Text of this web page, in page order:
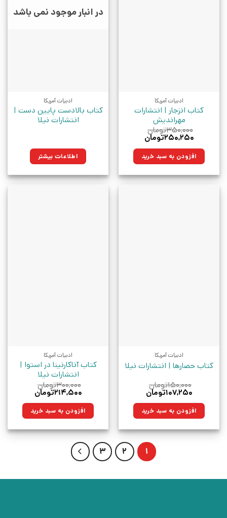
ادبیات آمریکا
کتاب انزجار | انتشارات
مهراندیش
۳۵۰,۰۰۰تومان
قیمت
۳۵۰,۰۰۰تومان
بود.
۲۵۰,۲۵۰تومان
۲۵۰,۲۵۰تومان.افزودن به سبد خرید
در انبار موجود نمی باشد
ادبیات آمریکا
کتاب بالادست پایین دست |
انتشارات نیلا
اطلاعات بیشتر
ادبیات آمریکا
کتاب حصارها | انتشارات نیلا
۱۵۰,۰۰۰تومان
قیمت
۱۵۰,۰۰۰تومان
بود.
۱۰۷,۲۵۰تومان
۱۰۷,۲۵۰تومان.افزودن به سبد خرید
ادبیات آمریکا
کتاب آناکارنینا در استوا |
انتشارات نیلا
۳۰۰,۰۰۰تومان
قیمت
۳۰۰,۰۰۰تومان
بود.
۲۱۴,۵۰۰تومان
۲۱۴,۵۰۰تومان.افزودن به سبد خرید
1
2
3